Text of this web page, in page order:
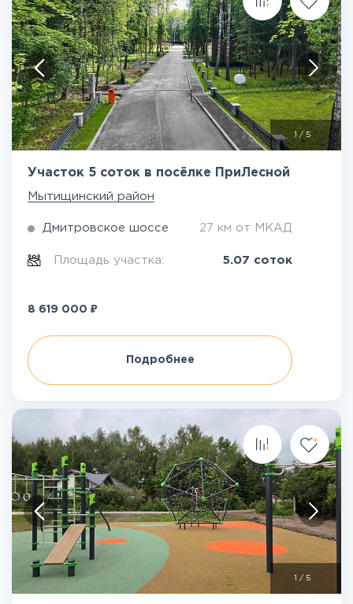
1/5
Участок 5 соток в посёлке ПриЛесной
Мытищинский район
Дмитровское шоссе 27 км от МКАД
Площадь участка: 5.07 соток
8 619 000 ₽
Подробнее
/ 5